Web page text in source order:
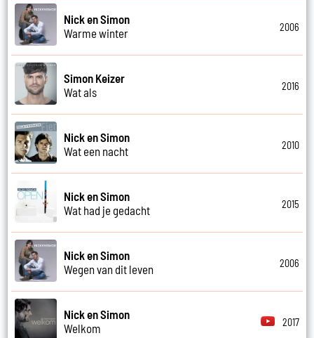
Nick en Simon
Warme winter
2006
Simon Keizer
Wat als
2016
Nick en Simon
Wat een nacht
2010
Nick en Simon
Wat had je gedacht
2015
Nick en Simon
Wegen van dit leven
2006
Nick en Simon
Welkom
2017